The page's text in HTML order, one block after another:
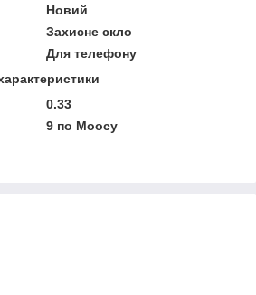
Новий
Захисне скло
Для телефону
0.33
9 по Моосу